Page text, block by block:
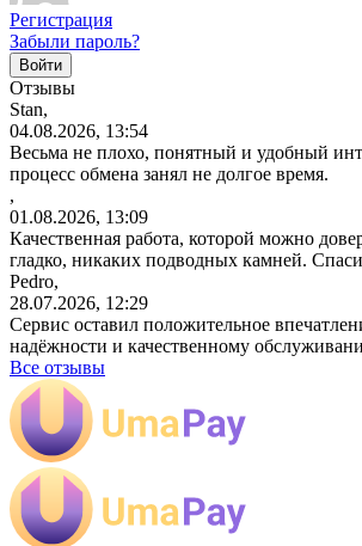
Регистрация
Забыли пароль?
Отзывы
Stan,
04.08.2026, 13:54
Весьма не плохо, понятный и удобный
процесс обмена занял не долгое время.
,
01.08.2026, 13:09
Качественная работа, которой можно
гладко, никаких подводных камней.
Pedro,
28.07.2026, 12:29
Сервис оставил положительное
надёжности и качественному
Все отзывы